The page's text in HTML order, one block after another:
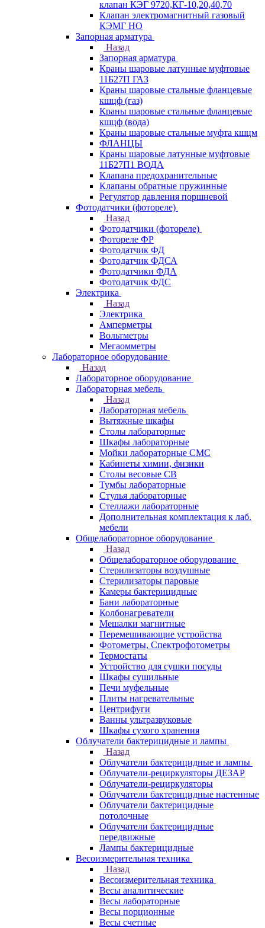
клапан КЭГ 9720,КГ-10,20,40,70
Клапан электромагнитный газовый
КЭМГ НО
Запорная арматура
Назад
Запорная арматура
Краны шаровые латунные муфтовые
11Б27П ГАЗ
Краны шаровые стальные фланцевые
кшцф (газ)
Краны шаровые стальные фланцевые
кшцф (вода)
Краны шаровые стальные муфта кшцм
ФЛАНЦЫ
Краны шаровые латунные муфтовые
11Б27П1 ВОДА
Клапана предохранительные
Клапаны обратные пружинные
Регулятор давления поршневой
Фотодатчики (фотореле)
Назад
Фотодатчики (фотореле)
Фотореле ФР
Фотодатчик ФД
Фотодатчик ФДСА
Фотодатчики ФДА
Фотодатчик ФДС
Электрика
Назад
Электрика
Амперметры
Вольтметры
Мегаомметры
Лабораторное оборудование
Назад
Лабораторное оборудование
Лабораторная мебель
Назад
Лабораторная мебель
Вытяжные шкафы
Столы лабораторные
Шкафы лабораторные
Мойки лабораторные СМС
Кабинеты химии, физики
Столы весовые СВ
Тумбы лабораторные
Стулья лабораторные
Стеллажи лабораторные
Дополнительная комплектация к лаб.
мебели
Общелабораторное оборудование
Назад
Общелабораторное оборудование
Стерилизаторы воздушные
Стерилизаторы паровые
Камеры бактерицидные
Бани лабораторные
Колбонагреватели
Мешалки магнитные
Перемешивающие устройства
Фотометры, Спектрофотометры
Термостаты
Устройство для сушки посуды
Шкафы сушильные
Печи муфельные
Плиты нагревательные
Центрифуги
Ванны ультразвуковые
Шкафы сухого хранения
Облучатели бактерицидные и лампы
Назад
Облучатели бактерицидные и лампы
Облучатели-рециркуляторы ДЕЗАР
Облучатели-рециркуляторы
Облучатели бактерицидные настенные
Облучатели бактерицидные
потолочные
Облучатели бактерицидные
передвижные
Лампы бактерицидные
Весоизмерительная техника
Назад
Весоизмерительная техника
Весы аналитические
Весы лабораторные
Весы порционные
Весы счетные